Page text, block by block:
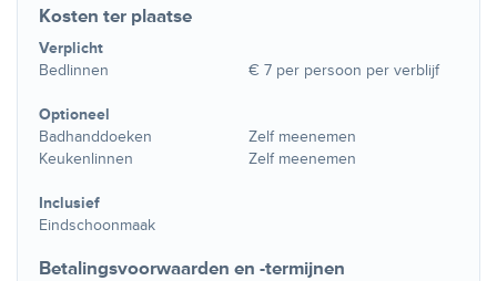
Kosten ter plaatse
Verplicht
Bedlinnen
€ 7 per persoon per verblijf
Optioneel
Badhanddoeken
Zelf meenemen
Keukenlinnen
Zelf meenemen
Inclusief
Eindschoonmaak
Betalingsvoorwaarden en -termijnen